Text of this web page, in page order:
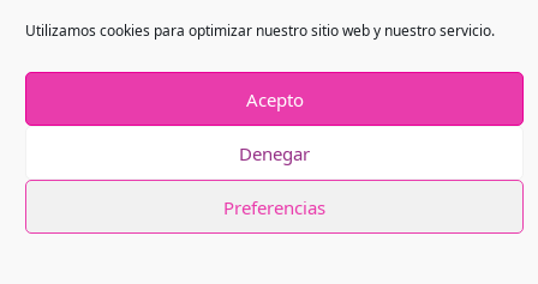
Utilizamos cookies para optimizar nuestro sitio web y nuestro servicio.
Acepto
Denegar
Preferencias
Contraste negativo
Subrayar enlaces